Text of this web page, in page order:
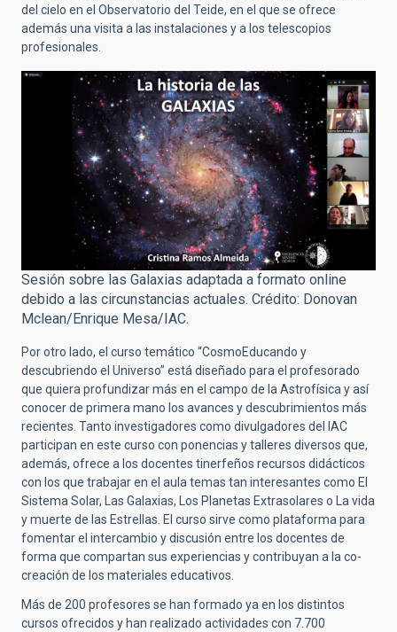
del cielo en el Observatorio del Teide, en el que se ofrece
además una visita a las instalaciones y a los telescopios
profesionales.
Sesión sobre las Galaxias adaptada a formato online
debido a las circunstancias actuales. Crédito: Donovan
Mclean/Enrique Mesa/IAC.
Por otro lado, el curso temático “CosmoEducando y
descubriendo el Universo” está diseñado para el profesorado
que quiera profundizar más en el campo de la Astrofísica y así
conocer de primera mano los avances y descubrimientos más
recientes. Tanto investigadores como divulgadores del IAC
participan en este curso con ponencias y talleres diversos que,
además, ofrece a los docentes tinerfeños recursos didácticos
con los que trabajar en el aula temas tan interesantes como El
Sistema Solar, Las Galaxias, Los Planetas Extrasolares o La vida
y muerte de las Estrellas. El curso sirve como plataforma para
fomentar el intercambio y discusión entre los docentes de
forma que compartan sus experiencias y contribuyan a la co-
creación de los materiales educativos.
Más de 200 profesores se han formado ya en los distintos
cursos ofrecidos y han realizado actividades con 7.700